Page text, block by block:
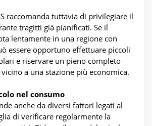
raccomanda tuttavia di privilegiare il
tragitti già pianificati. Se il
lentamente in una regione con
essere opportuno effettuare piccoli
e riservare un pieno completo
a una stazione più economica.
nel consumo
anche da diversi fattori legati al
di verificare regolarmente la